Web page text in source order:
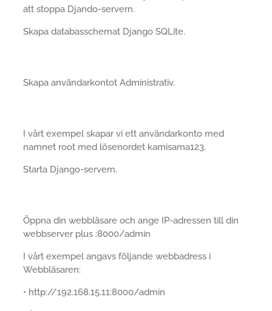
att stoppa Djando-servern.
Skapa databasschemat Django SQLite.
Skapa användarkontot Administrativ.
I vårt exempel skapar vi ett användarkonto med
namnet root med lösenordet kamisama123.
Starta Django-servern.
Öppna din webbläsare och ange IP-adressen till din
webbserver plus :8000/admin
I vårt exempel angavs följande webbadress i
Webbläsaren:
• http://192.168.15.11:8000/admin